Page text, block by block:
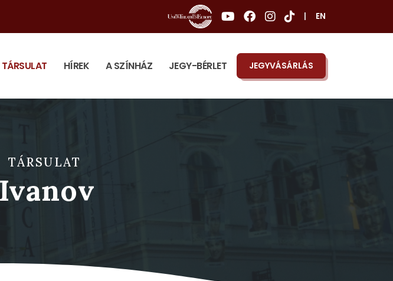
EN
TÁRSULAT HÍREK A SZÍNHÁZ JEGY-BÉRLET JEGYVÁSÁRLÁS
TÁRSULAT